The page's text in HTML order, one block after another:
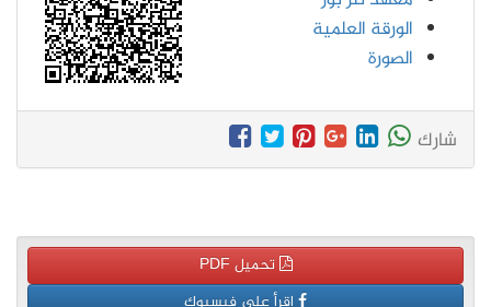
الورقة العلمية
الصورة
شارك
تحميل PDF